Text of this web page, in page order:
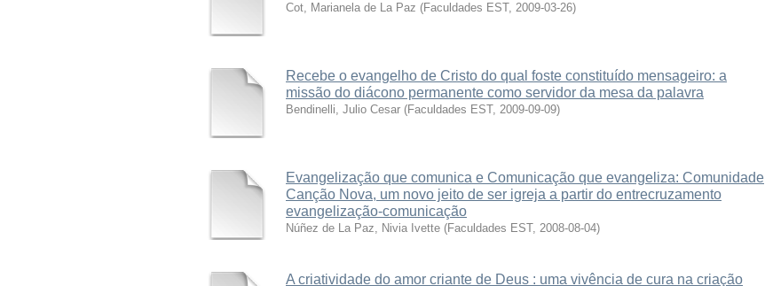
Cot, Marianela de La Paz (Faculdades EST, 2009-03-26)
Recebe o evangelho de Cristo do qual foste constituído mensageiro: a
missão do diácono permanente como servidor da mesa da palavra
Bendinelli, Julio Cesar (Faculdades EST, 2009-09-09)
Evangelização que comunica e Comunicação que evangeliza: Comunidade
Canção Nova, um novo jeito de ser igreja a partir do entrecruzamento
evangelização-comunicação
Núñez de La Paz, Nivia Ivette (Faculdades EST, 2008-08-04)
A criatividade do amor criante de Deus : uma vivência de cura na criação